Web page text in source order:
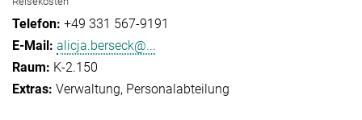
+49 331 567-9191
alicja.berseck@...
K-2.150
Verwaltung Personalabteilung